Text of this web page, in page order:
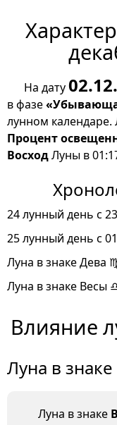
На дату
в фазе
лунном календаре.
Процент
ВосходЛуны в
24 лунный день с
25 лунный день с
Луна в знаке Дева
Луна в знаке Весы
Влияние
Луна в
Луна в знаке